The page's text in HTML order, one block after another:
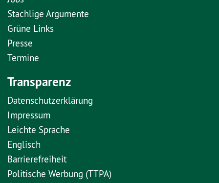
Stachlige Argumente
Grüne Links
Presse
Termine
Transparenz
Datenschutzerklärung
Impressum
Leichte Sprache
Englisch
Barrierefreiheit
Politische Werbung (TTPA)